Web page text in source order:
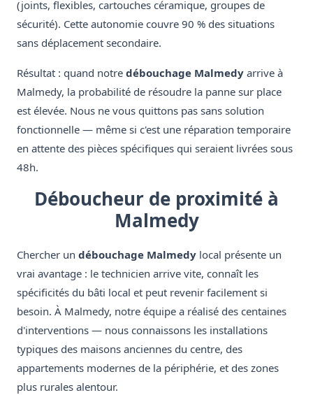
(joints, flexibles, cartouches céramique, groupes de
sécurité). Cette autonomie couvre 90 % des situations
sans déplacement secondaire.
Résultat : quand notre débouchage Malmedy arrive à
Malmedy, la probabilité de résoudre la panne sur place
est élevée. Nous ne vous quittons pas sans solution
fonctionnelle — même si c'est une réparation temporaire
en attente des pièces spécifiques qui seraient livrées sous
48h.
Déboucheur de proximité à
Malmedy
Chercher un débouchage Malmedy local présente un
vrai avantage : le technicien arrive vite, connaît les
spécificités du bâti local et peut revenir facilement si
besoin. À Malmedy, notre équipe a réalisé des centaines
d'interventions — nous connaissons les installations
typiques des maisons anciennes du centre, des
appartements modernes de la périphérie, et des zones
plus rurales alentour.